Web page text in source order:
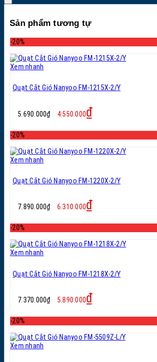
Sản phẩm tương tự
-20%
Xem nhanh
Quạt Cắt Gió Nanyoo FM-1215X-2/Y
5.690.000₫
Giá
gốc
4.550.000₫
-20%
Xem nhanh
Quạt Cắt Gió Nanyoo FM-1220X-2/Y
7.890.000₫
Giá
gốc
6.310.000₫
-20%
Xem nhanh
Quạt Cắt Gió Nanyoo FM-1218X-2/Y
7.370.000₫
Giá
gốc
5.890.000₫
-20%
Xem nhanh